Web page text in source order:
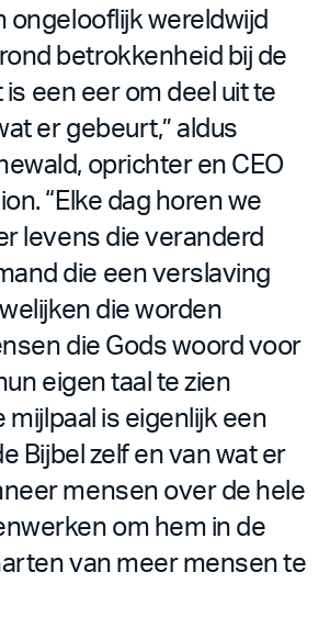
ongelooflijk wereldwijd
betrokkenheid bij de
is een eer om deel uit te
er gebeurt,” aldus
oprichter en CEO
“Elke dag horen we
levens die veranderd
die een verslaving
die worden
die Gods woord voor
eigen taal te zien
mijlpaal is eigenlijk een
Bijbel zelf en van wat er
mensen over de hele
om hem in de
van meer mensen te